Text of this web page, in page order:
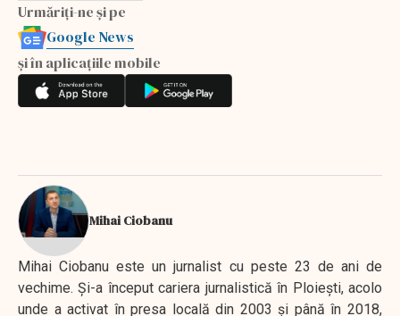
Urmăriți-ne și pe
Google News
și în aplicațiile mobile
Mihai Ciobanu
Mihai Ciobanu este un jurnalist cu peste 23 de ani de
vechime. Şi-a început cariera jurnalistică în Ploieşti, acolo
unde a activat în presa locală din 2003 şi până în 2018,